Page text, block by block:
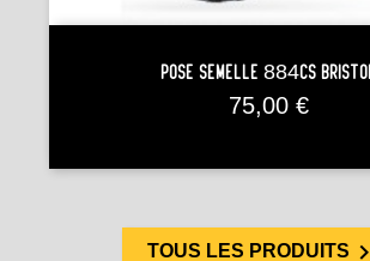
Pose Semelle 884CS BRISTOL
Prix
75,00 €
TOUS LES PRODUITS 